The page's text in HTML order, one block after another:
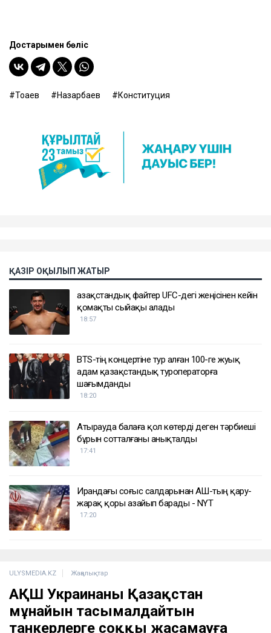
Достарыңмен бөліс
Тоқаев Назарбаев Конституция
ҚАЗІР ОҚЫЛЫП ЖАТЫР
BTS-тің концертіне тур алған 100-ге жуық
адам қазақстандық туроператорға
шағымданды